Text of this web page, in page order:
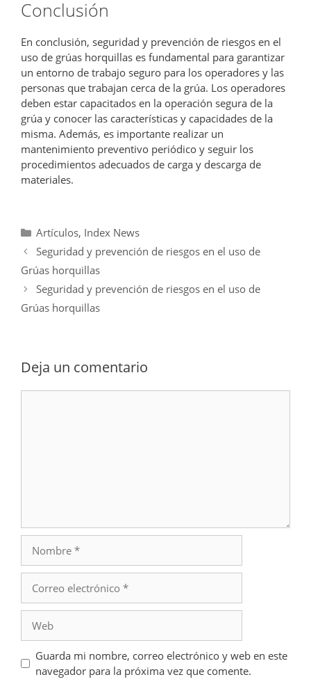
Conclusión
En conclusión, seguridad y prevención de riesgos en el
uso de grúas horquillas es fundamental para garantizar
un entorno de trabajo seguro para los operadores y las
personas que trabajan cerca de la grúa. Los operadores
deben estar capacitados en la operación segura de la
grúa y conocer las características y capacidades de la
misma. Además, es importante realizar un
mantenimiento preventivo periódico y seguir los
procedimientos adecuados de carga y descarga de
materiales.
Categorías
Artículos, Index News
Seguridad y prevención de riesgos en el uso de
Grúas horquillas
Seguridad y prevención de riesgos en el uso de
Grúas horquillas
Deja un comentario
electrónico
Guarda mi nombre, correo electrónico y web en este
navegador para la próxima vez que comente.